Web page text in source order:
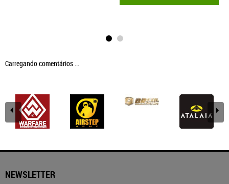
Carregando comentários ...
NEWSLETTER